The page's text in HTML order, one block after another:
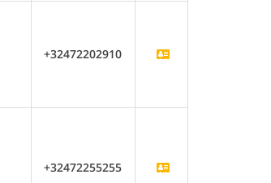
+32472202910
+32472255255